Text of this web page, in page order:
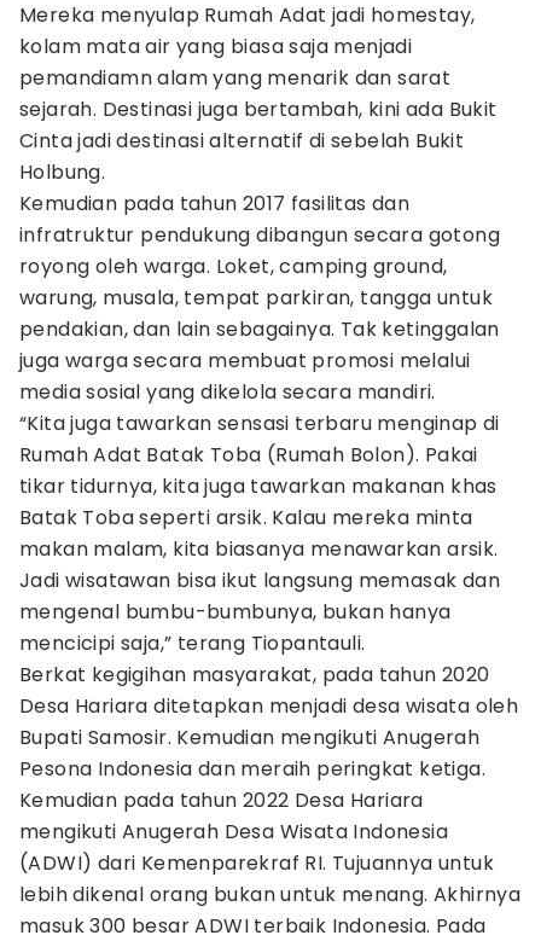
Mereka menyulap Rumah Adat jadi homestay,
kolam mata air yang biasa saja menjadi
pemandiamn alam yang menarik dan sarat
sejarah. Destinasi juga bertambah, kini ada Bukit
Cinta jadi destinasi alternatif di sebelah Bukit
Holbung.
Kemudian pada tahun 2017 fasilitas dan
infratruktur pendukung dibangun secara gotong
royong oleh warga. Loket, camping ground,
warung, musala, tempat parkiran, tangga untuk
pendakian, dan lain sebagainya. Tak ketinggalan
juga warga secara membuat promosi melalui
media sosial yang dikelola secara mandiri.
“Kita juga tawarkan sensasi terbaru menginap di
Rumah Adat Batak Toba (Rumah Bolon). Pakai
tikar tidurnya, kita juga tawarkan makanan khas
Batak Toba seperti arsik. Kalau mereka minta
makan malam, kita biasanya menawarkan arsik.
Jadi wisatawan bisa ikut langsung memasak dan
mengenal bumbu-bumbunya, bukan hanya
mencicipi saja,” terang Tiopantauli.
Berkat kegigihan masyarakat, pada tahun 2020
Desa Hariara ditetapkan menjadi desa wisata oleh
Bupati Samosir. Kemudian mengikuti Anugerah
Pesona Indonesia dan meraih peringkat ketiga.
Kemudian pada tahun 2022 Desa Hariara
mengikuti Anugerah Desa Wisata Indonesia
(ADWI) dari Kemenparekraf RI. Tujuannya untuk
lebih dikenal orang bukan untuk menang. Akhirnya
masuk 300 besar ADWI terbaik Indonesia. Pada